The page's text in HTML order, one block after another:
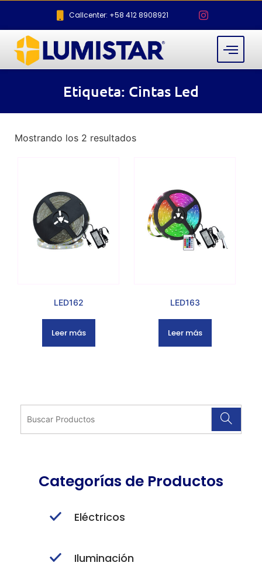
Callcenter: +58 412 8908921
Etiqueta: Cintas Led
Mostrando los 2 resultados
LED162
Leer más
LED163
Leer más
Categorías de Productos
Eléctricos
Iluminación